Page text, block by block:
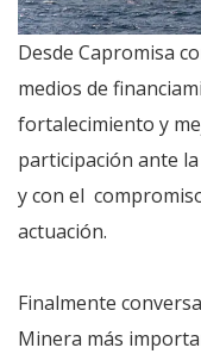
Desde Capromisa
medios de
fortalecimiento y
participación ante
y con el
actuación.
Finalmente
Minera más